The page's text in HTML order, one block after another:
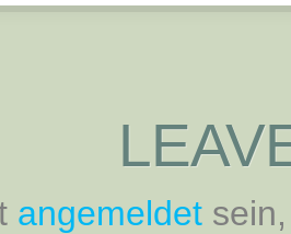
angemeldetsein,